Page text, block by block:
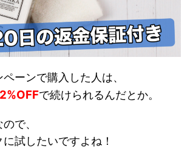
ーンで購入した人は、
で続けられるんだとか。
で、
試したいですよね！